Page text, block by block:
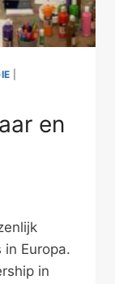
en
Europa.
in